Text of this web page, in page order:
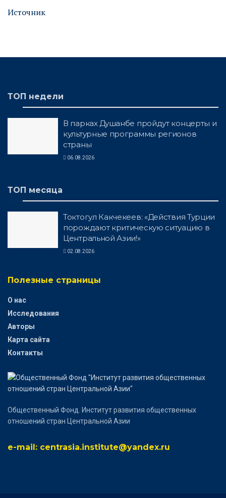
Источник
ТОП недели
В парках Душанбе пройдут концерты и
культурные программы регионов
страны
06.08.2026
ТОП месяца
Токтогул Какчекеев: «Действия Турции
порождают критическую ситуацию в
Центральной Азии!»
02.08.2026
Полезные страницы
О нас
Исследования
Авторы
Карта сайта
Контакты
Общественный Фонд. Институт развития общественных
отношений стран Центральной Азии
e-mail: centrasia.institute@yandex.ru